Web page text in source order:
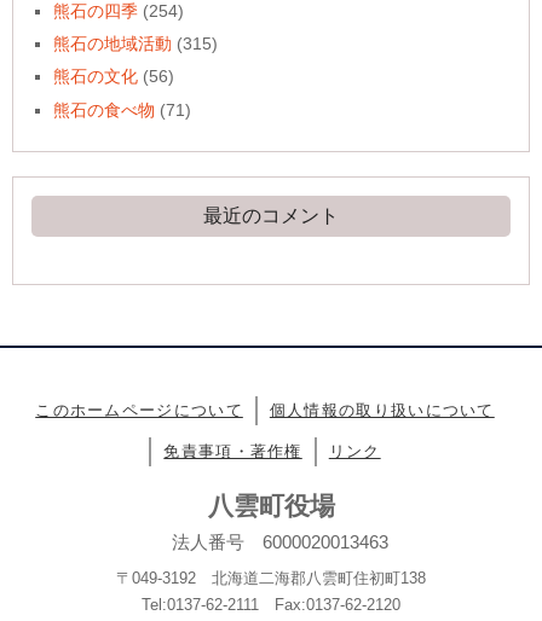
熊石の四季 (254)
熊石の地域活動 (315)
熊石の文化 (56)
熊石の食べ物 (71)
最近のコメント
このホームページについて 個人情報の取り扱いについて
免責事項・著作権 リンク
八雲町役場
法人番号 6000020013463
〒049-3192 北海道二海郡八雲町住初町138
Tel:0137-62-2111 Fax:0137-62-2120